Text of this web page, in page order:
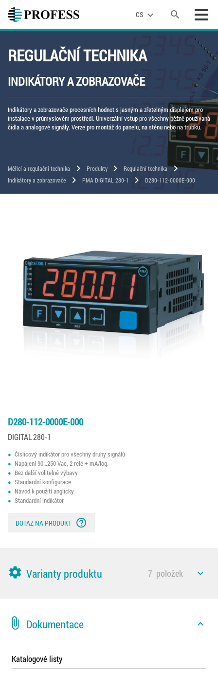
CS expand_more search
REGULAČNÍ TECHNIKA
INDIKÁTORY A ZOBRAZOVAČE
Indikátory a zobrazovače procesních hodnot s jasným a zřetelným displejem pro
instalace v průmyslovém prostředí. Univerzální vstup pro všechny běžně používaná
čidla a analogové signály. Verze pro montáž do panelu, na stěnu nebo na trubku.
Měřicí a regulační technika chevron_right Produkty chevron_right Regulační technika chevron_right
Indikátory a zobrazovače chevron_right PMA DIGITAL 280-1 chevron_right D280-112-0000E-000
D280-112-0000E-000
DIGITAL 280-1
Číslicový indikátor pro všechny druhy signálů
Napájení 90…250 Vac, 2 relé + mA/log.
Bez další volitelné výbavy
Standardní konfigurace
Návod k použití anglicky
Standardní indikátor
DOTAZ NA PRODUKT help_outline
settings Varianty produktu 7 položek expand_less
attach_file Dokumentace expand_less
Katalogové listy